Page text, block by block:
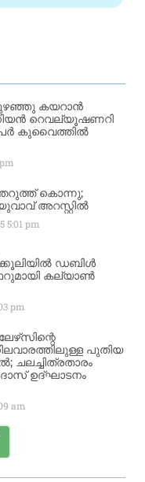
കയറാൻ
റെവല്യൂഷണറി
കുവൈത്തിൽ
കൊന്നു;
അറസ്റ്റിൽ
5:01 pm
ഡബിൾ
കല്യാൺ
pm
പുതിയ
ചലച്ചിത്രതാരം
ഉദ്ഘാടനം
am